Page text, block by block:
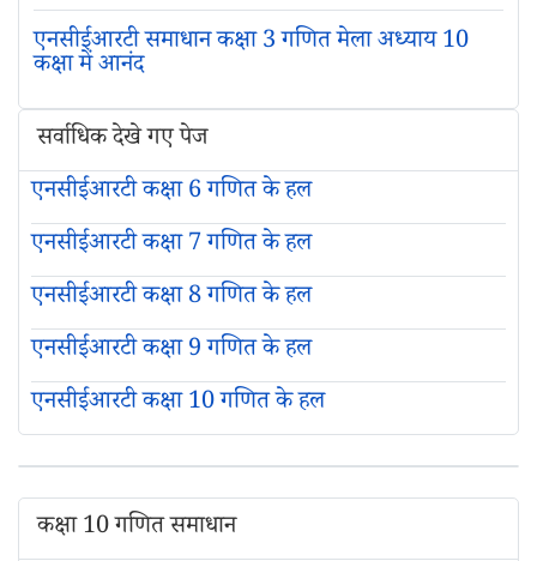
एनसीईआरटी समाधान कक्षा 3 गणित मेला अध्‍याय 10
कक्षा में आनंद
सर्वाधिक देखे गए पेज
एनसीईआरटी कक्षा 6 गणित के हल
एनसीईआरटी कक्षा 7 गणित के हल
एनसीईआरटी कक्षा 8 गणित के हल
एनसीईआरटी कक्षा 9 गणित के हल
एनसीईआरटी कक्षा 10 गणित के हल
कक्षा 10 गणित समाधान